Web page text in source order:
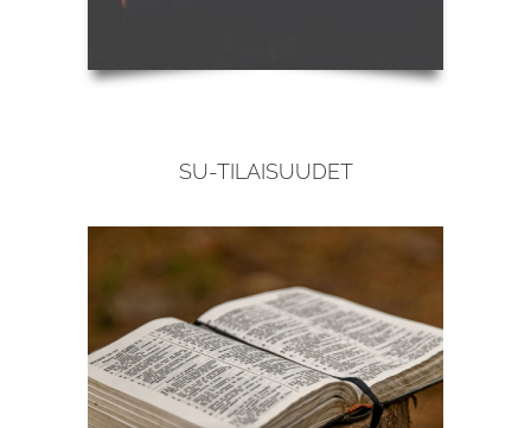
SU-TILAISUUDET